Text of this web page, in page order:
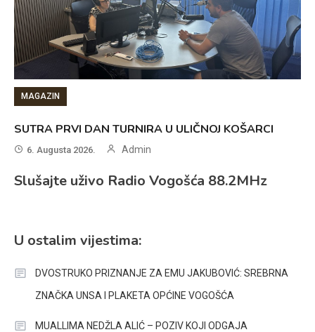
MAGAZIN
SUTRA PRVI DAN TURNIRA U ULIČNOJ KOŠARCI
6. Augusta 2026. Admin
Slušajte uživo Radio Vogošća 88.2MHz
U ostalim vijestima:
DVOSTRUKO PRIZNANJE ZA EMU JAKUBOVIĆ: SREBRNA
ZNAČKA UNSA I PLAKETA OPĆINE VOGOŠĆA
MUALLIMA NEDŽLA ALIĆ – POZIV KOJI ODGAJA